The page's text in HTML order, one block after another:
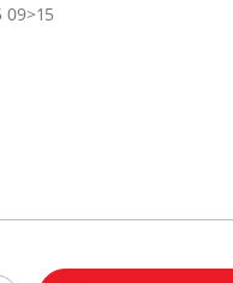
09>15